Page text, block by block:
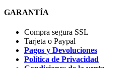
GARANTÍA
Compra segura SSL
Tarjeta o Paypal
Pagos y Devoluciones
Política de Privacidad